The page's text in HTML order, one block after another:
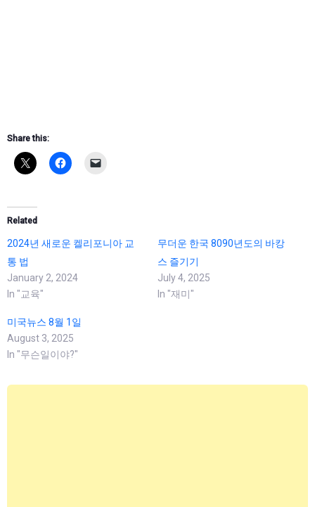
Share this:
Related
2024년 새로운 켈리포니아 교
통 법
January 2, 2024
In "교육"
무더운 한국 8090년도의 바캉
스 즐기기
July 4, 2025
In "재미"
미국뉴스 8월 1일
August 3, 2025
In "무슨일이야?"